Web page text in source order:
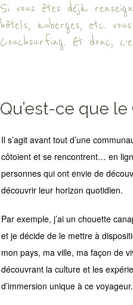
Si vous êtes déjà
hôtels, auberges, etc.
Couchsurfing. Et donc,
Qu’est-ce que
Il s’agit avant tout d’une
côtoient et se rencontrent… en
personnes qui ont envie de
découvrir leur horizon quotidien.
Par exemple, j’ai un chouette
et je décide de le mettre à
mon pays, ma ville, ma façon de
découvrant la culture et les
d’immersion unique à ce